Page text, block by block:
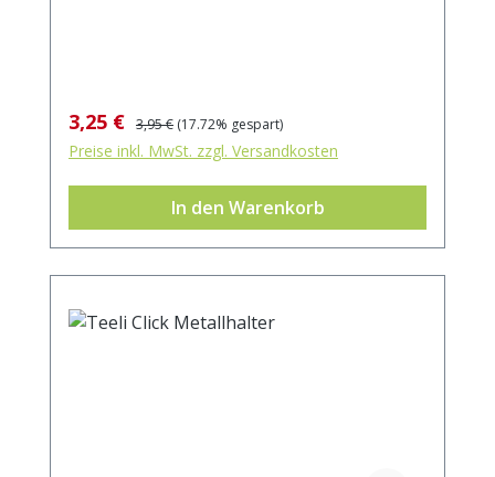
Verkaufspreis:
3,25 € Regulärer Preis:
3,95 € (17.72% gespart)
Preise inkl. MwSt. zzgl. Versandkosten
In den Warenkorb